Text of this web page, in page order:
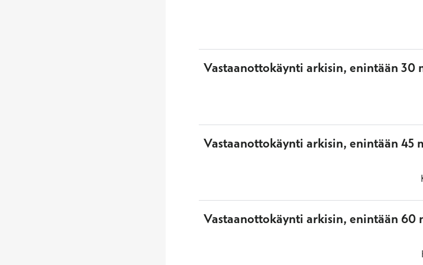
Vastaanottokäynti arkisin, enintään 30
Vastaanottokäynti arkisin, enintään 45
Vastaanottokäynti arkisin, enintään 60